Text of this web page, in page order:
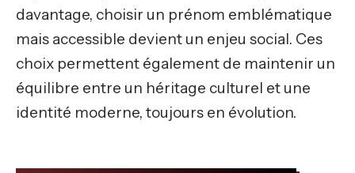
davantage, choisir un prénom emblématique
mais accessible devient un enjeu social. Ces
choix permettent également de maintenir un
équilibre entre un héritage culturel et une
identité moderne, toujours en évolution.